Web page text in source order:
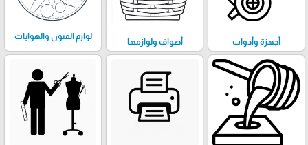
أجهزة وأدوات أصواف ولوازمها
لوازم الفنون والهوايات